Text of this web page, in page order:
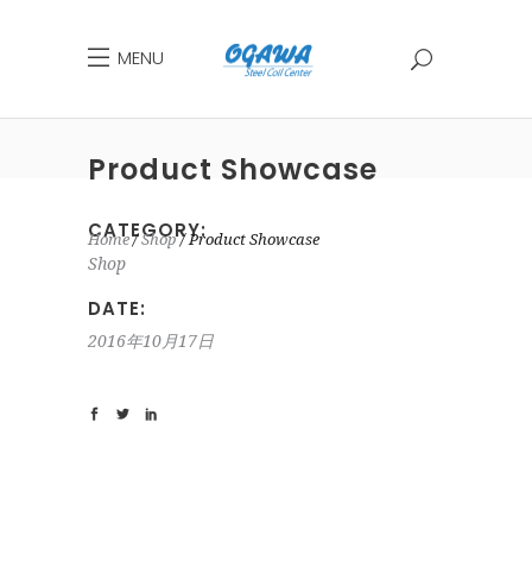
MENU
Product Showcase
Home Shop Product Showcase
CATEGORY:
Shop
DATE:
2016年10月17日